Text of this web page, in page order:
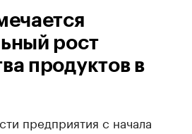
рост
продуктов в
предприятия с начала